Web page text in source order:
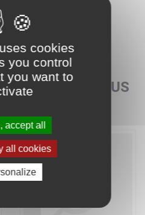
AUSSI VOUS
cookies
you control
you want to
accept all
all cookies